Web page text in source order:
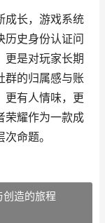
成长，游戏系统
历史身份认证问
更是对玩家长期
群的归属感与账
更有人情味，更
荣耀作为一款成
命题。
造的旅程